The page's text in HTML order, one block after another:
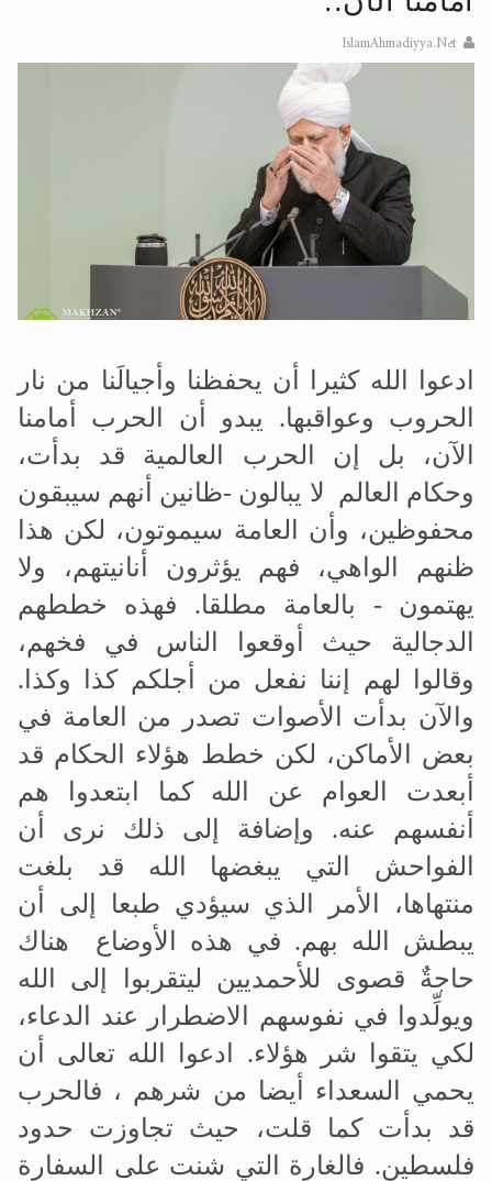
تعميم هامّ لأفراد الجماعة >> المزيد
تعميم هامّ لأفراد الجماعة >> المزيد
IslamAhmadiyya.Net
ادعوا الله كثيرا أن يحفظنا وأجيالَنا من نار
الحروب وعواقبها. يبدو أن الحرب أمامنا
الآن، بل إن الحرب العالمية قد بدأت،
وحكام العالم لا يبالون -ظانين أنهم سيبقون
محفوظين، وأن العامة سيموتون، لكن هذا
ظنهم الواهي، فهم يؤثرون أنانيتهم، ولا
يهتمون - بالعامة مطلقا. فهذه خططهم
الدجالية حيث أوقعوا الناس في فخهم،
وقالوا لهم إننا نفعل من أجلكم كذا وكذا .
والآن بدأت الأصوات تصدر من العامة في
بعض الأماكن، لكن خطط هؤلاء الحكام قد
أبعدت العوام عن الله كما ابتعدوا هم
أنفسهم عنه. وإضافة إلى ذلك نرى أن
الفواحش التي يبغضها الله قد بلغت
منتهاها، الأمر الذي سيؤدي طبعا إلى أن
يبطش الله بهم. في هذه الأوضاع هناك
حاجةٌ قصوى للأحمديين ليتقربوا إلى الله
ويولِّدوا في نفوسهم الاضطرار عند الدعاء،
لكي يتقوا شر هؤلاء. ادعوا الله تعالى أن
يحمي السعداء أيضا من شرهم ، فالحرب
قد بدأت كما قلت، حيث تجاوزت حدود
فلسطين. فالغارة التي شنت على السفارة